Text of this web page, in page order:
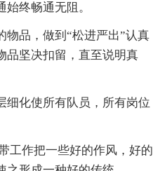
终畅通无阻。
物品，做到“松进严出”认真
品坚决扣留，直至说明真
细化使所有队员，所有岗位
工作把一些好的作风，好的